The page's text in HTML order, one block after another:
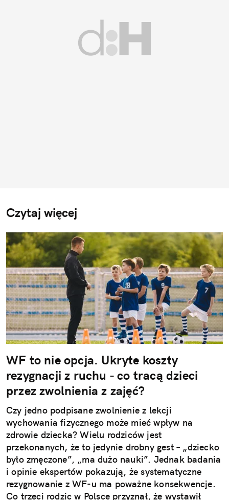
Czytaj więcej
WF to nie opcja. Ukryte koszty
rezygnacji z ruchu - co tracą dzieci
przez zwolnienia z zajęć?
Czy jedno podpisane zwolnienie z lekcji
wychowania fizycznego może mieć wpływ na
zdrowie dziecka? Wielu rodziców jest
przekonanych, że to jedynie drobny gest – „dziecko
było zmęczone”, „ma dużo nauki”. Jednak badania
i opinie ekspertów pokazują, że systematyczne
rezygnowanie z WF-u ma poważne konsekwencje.
Co trzeci rodzic w Polsce przyznał, że wystawił